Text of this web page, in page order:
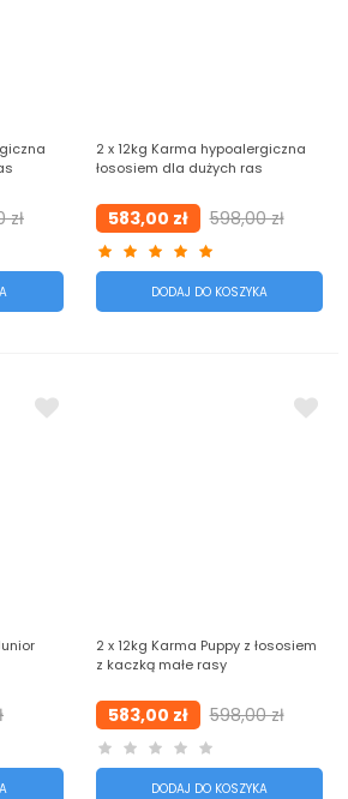
zł
2 x 12kg Karma hypoalergiczna
łososiem dla dużych ras
583,00 zł 598,00 zł
DODAJ DO KOSZYKA
2 x 12kg Karma Puppy z łososiem
z kaczką małe rasy
583,00 zł 598,00 zł
DODAJ DO KOSZYKA